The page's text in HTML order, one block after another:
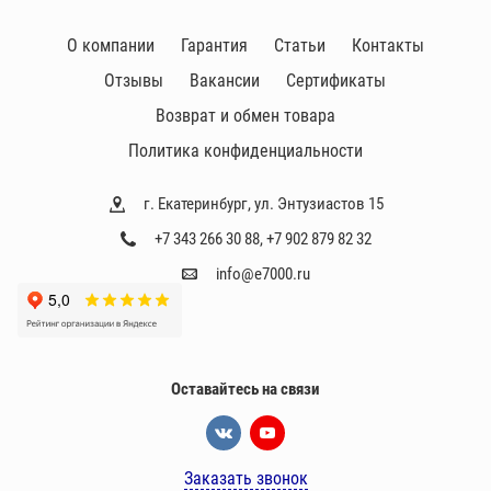
г. Екатеринбург, ул. Энтузиастов 15
+7 343 266 30 88,+7 902 879 82 32
info@e7000.ru
О компании Гарантия Статьи
Контакты
Отзывы
Вакансии
Сертификаты
Возврат и обмен товара
Политика конфиденциальности
Оставайтесь на связи
Заказать звонок